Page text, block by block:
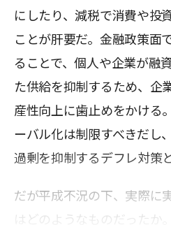
にしたり、減税で消費や投
ことが肝要だ。金融政策面
ることで、個人や企業が融
た供給を抑制するため、企
産性向上に歯止めをかける
ーバル化は制限すべきだし
過剰を抑制するデフレ対策
だが平成不況の下、実際に
はどのようなものだったか。